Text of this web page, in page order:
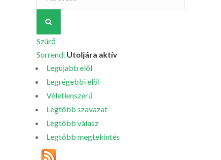
Szürő
Sorrend: Utoljára aktív
Legújabb elöl
Legrégebbi elöl
Véletlenszerű
Legtöbb szavazat
Legtöbb válasz
Legtöbb megtekintés